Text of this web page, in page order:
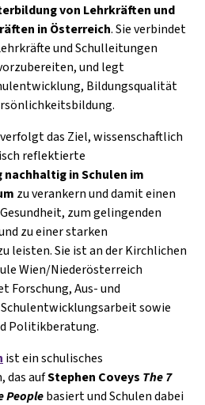
von Lehrkräften und
in Österreich. Sie verbindet
und Schulleitungen
und legt
Bildungsqualität
verfolgt das Ziel, wissenschaftlich
reflektierte
nachhaltig in Schulen im
zu verankern und damit einen
zum gelingenden
zu einer starken
leisten. Sie ist an der Kirchlichen
Wien/Niederösterreich
Forschung, Aus- und
sowie
Politikberatung.
ist ein schulisches
das aufStephen Coveys The 7
Peoplebasiert und Schulen dabei